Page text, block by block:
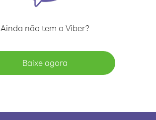
Ainda não tem o Viber?
Baixe agora